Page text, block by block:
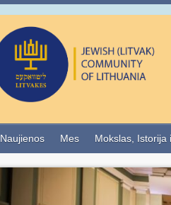
Naujienos Mes Mokslas, Istorija